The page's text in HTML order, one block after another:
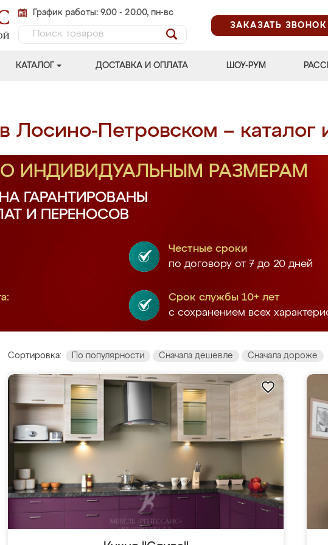
График работы: 9.00 - 20.00, пн-вс
ЗАКАЗАТЬ ЗВОНОК
КАТАЛОГ ДОСТАВКА И ОПЛАТА ШОУ-РУМ
Лосино-Петровском – каталог
ИНДИВИДУАЛЬНЫМ РАЗМЕРАМ
ГАРАНТИРОВАНЫ
И ПЕРЕНОСОВ
Честные сроки
по договору от 7 до 20 дней
Срок службы 10+ лет
с сохранением всех
Сортировка: По популярности Сначала дешевле Сначала дороже